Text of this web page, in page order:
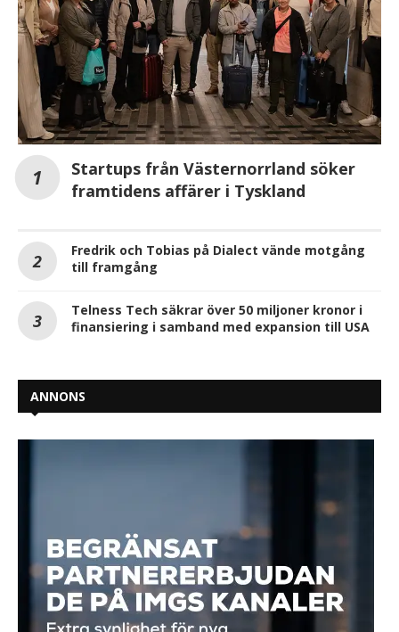
Startups från Västernorrland söker
framtidens affärer i Tyskland
Fredrik och Tobias på Dialect vände motgång
till framgång
Telness Tech säkrar över 50 miljoner kronor i
finansiering i samband med expansion till USA
ANNONS